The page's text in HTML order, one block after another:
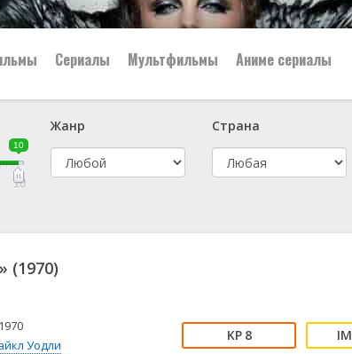
👨‍✈️ Военный
🕵️‍♂️ Детектив
тв
😱 Ужасы
🤠 Фильм-нуар
🧝‍♂️ Фэнтези
Сериалы Мультфильмы Аниме сериалы
10
10
Жанр
Страна
(1970)
1970
Уодли
8